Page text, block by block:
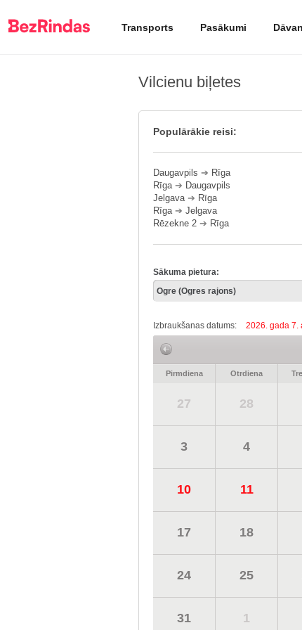
Transports Pasākumi
Vilcienu biļetes
Populārākie reisi:
Daugavpils ➔ Rīga
Rīga➔ Daugavpils
Jelgava➔ Rīga
Rīga➔ Jelgava
Rēzekne 2 ➔ Rīga
Sākuma pietura:
Izbraukšanas datums: 2026. gada 7.
Pirmdiena Otrdiena
27 28
3 4
10 11
17 18
24 25
31 1